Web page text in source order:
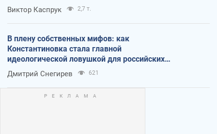
Виктор Каспрук 2,7 т.
В плену собственных мифов: как
Константиновка стала главной
идеологической ловушкой для российских
оккупантов
Дмитрий Снегирев 621